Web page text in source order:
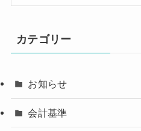
カテゴリー
お知らせ
会計基準